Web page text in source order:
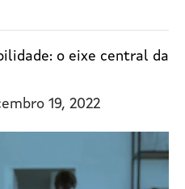
o eixe central da
19, 2022